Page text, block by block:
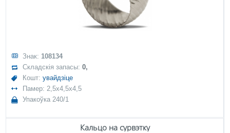
Знак: 108134
Складскія запасы:0,
Кошт:увайдзіце
Памер: 2,5x4,5x4,5
Упакоўка 240/1
Кальцо на сурвэтку